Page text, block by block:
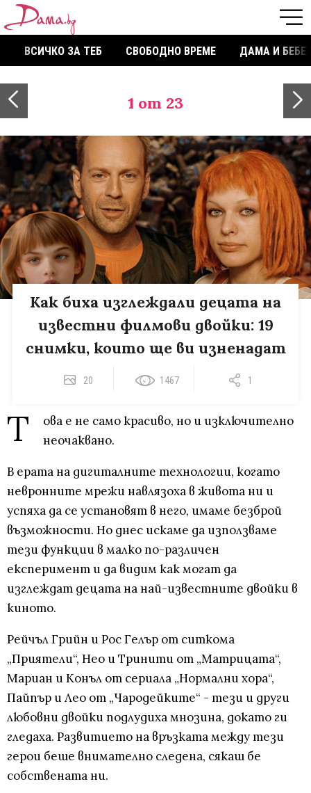
ВСИЧКО ЗА ТЕБ СВОБОДНО ВРЕМЕ ДАМА И БЕБЕ
1 от 23
Как биха изглеждали децата на
известни филмови двойки: 19
снимки, които ще ви изненадат
20 1467 1
Т
ова е не само красиво, но и изключително
неочаквано.
В ерата на дигиталните технологии, когато
невронните мрежи навлязоха в живота ни и
успяха да се установят в него, имаме безброй
възможности. Но днес искаме да използваме
тези функции в малко по-различен
експеримент и да видим как могат да
изглеждат децата на най-известните двойки в
киното.
Рейчъл Грийн и Рос Гелър от ситкома
„Приятели“, Нео и Тринити от „Матрицата“,
Мариан и Конъл от сериала „Нормални хора“,
Пайпър и Лео от „Чародейките“ - тези и други
любовни двойки подлудиха мнозина, докато ги
гледаха. Развитието на връзката между тези
герои беше внимателно следена, сякаш бе
собствената ни.